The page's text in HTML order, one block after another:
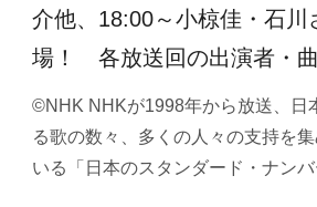
介他、18:00～小椋佳・石川
場！ 各放送回の出演者・
©NHK NHKが1998年から放送、日
る歌の数々、多くの人々の支持を
いる「日本のスタンダード・ナン